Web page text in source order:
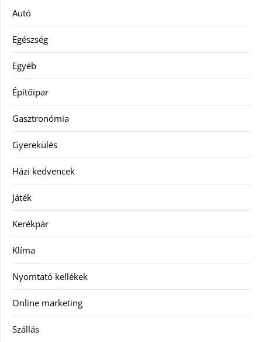
Autó
Egészség
Egyéb
Építőipar
Gasztronómia
Gyerekülés
Házi kedvencek
Játék
Kerékpár
Klíma
Nyomtató kellékek
Online marketing
Szállás